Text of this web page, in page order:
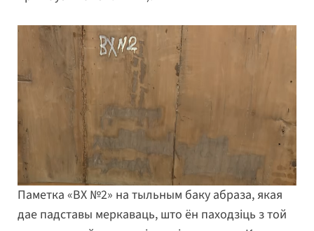
Паметка «ВХ №2» на тыльным баку абраза, якая
дае падставы меркаваць, што ён паходзіць з той